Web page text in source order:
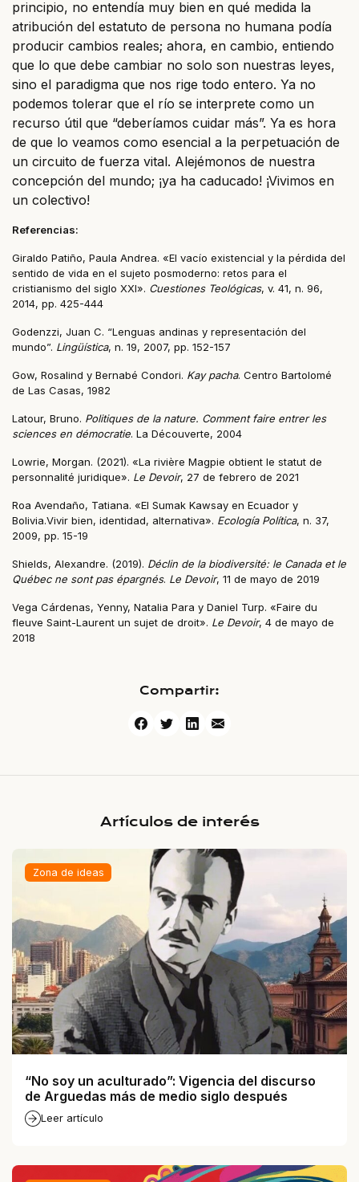
principio, no entendía muy bien en qué medida la
atribución del estatuto de persona no humana podía
producir cambios reales; ahora, en cambio, entiendo
que lo que debe cambiar no solo son nuestras leyes,
sino el paradigma que nos rige todo entero. Ya no
podemos tolerar que el río se interprete como un
recurso útil que “deberíamos cuidar más”. Ya es hora
de que lo veamos como esencial a la perpetuación de
un circuito de fuerza vital. Alejémonos de nuestra
concepción del mundo; ¡ya ha caducado! ¡Vivimos en
un colectivo!
Referencias:
Giraldo Patiño, Paula Andrea. «El vacío existencial y la pérdida del
sentido de vida en el sujeto posmoderno: retos para el
cristianismo del siglo XXI». Cuestiones Teológicas, v. 41, n. 96,
2014, pp. 425-444
Godenzzi, Juan C. “Lenguas andinas y representación del
mundo”. Lingüística, n. 19, 2007, pp. 152-157
Gow, Rosalind y Bernabé Condori. Kay pacha. Centro Bartolomé
de Las Casas, 1982
Latour, Bruno. Politiques de la nature. Comment faire entrer les
sciences en démocratie. La Découverte, 2004
Lowrie, Morgan. (2021). «La rivière Magpie obtient le statut de
personnalité juridique». Le Devoir, 27 de febrero de 2021
Roa Avendaño, Tatiana. «El Sumak Kawsay en Ecuador y
Bolivia.Vivir bien, identidad, alternativa». Ecología Política, n. 37,
2009, pp. 15-19
Shields, Alexandre. (2019). Déclin de la biodiversité: le Canada et le
Québec ne sont pas épargnés. Le Devoir, 11 de mayo de 2019
Vega Cárdenas, Yenny, Natalia Para y Daniel Turp. «Faire du
fleuve Saint-Laurent un sujet de droit». Le Devoir, 4 de mayo de
2018
Compartir:
Artículos de interés
Zona de ideas
“No soy un aculturado”: Vigencia del discurso
de Arguedas más de medio siglo después
Leer artículo